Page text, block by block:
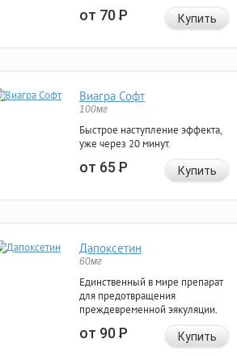
от 70Р Купить
Виагра Софт
100мг
Быстрое наступление эффекта,
уже через 20 минут.
от 65Р Купить
Дапоксетин
60мг
Единственный в мире препарат
для предотвращения
преждевременной эякуляции.
от 90Р Купить